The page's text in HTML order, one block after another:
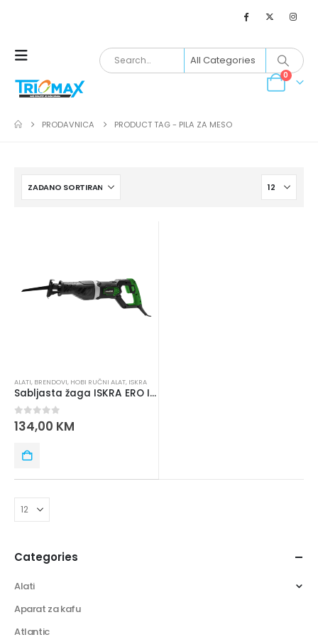
0
PRODAVNICA PRODUCT TAG - PILA ZA MESO
ALATI, BRENDOVI, HOBI RUČNI ALAT, ISKRA
Sabljasta žaga ISKRA ERO IE-RS710
0out of 5
134,00 KM
Categories
Alati
Aparat za kafu
Atlantic